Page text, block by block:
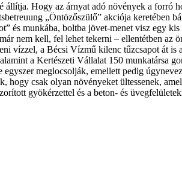
Hogy az árnyat adó növények a forró
„Öntözőszülő” akciója keretében
és munkába, boltba jövet-menet visz egy
nem kell, fel lehet tekerni – ellentétben az
vízzel, a Bécsi Vízmű kilenc tűzcsapot át is
a Kertészeti Vállalat 150 munkatársa
meglocsolják, emellett pedig
hogy csak olyan növényeket ültessenek,
gyökérzettel és a beton- és